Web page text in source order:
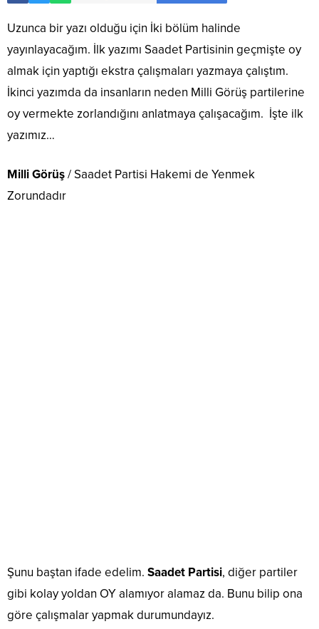
Uzunca bir yazı olduğu için İki bölüm halinde
yayınlayacağım. İlk yazımı Saadet Partisinin geçmişte oy
almak için yaptığı ekstra çalışmaları yazmaya çalıştım.
İkinci yazımda da insanların neden Milli Görüş partilerine
oy vermekte zorlandığını anlatmaya çalışacağım. İşte ilk
yazımız…
Milli Görüş/ Saadet Partisi Hakemi de Yenmek
Zorundadır
Şunu baştan ifade edelim. Saadet Partisi, diğer partiler
gibi kolay yoldan OY alamıyor alamaz da. Bunu bilip ona
göre çalışmalar yapmak durumundayız.